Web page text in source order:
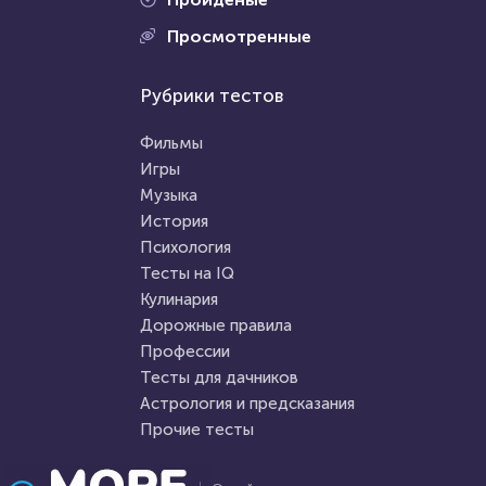
Проходили 721 раз
Пройти тест
11 февраля 2022 6623
Угадай супергероя по трем
14 мая 2021
Проходили 1226 раз
Рубрики тестов
Фильмы
Игры
Музыка
История
Психология
Тесты на IQ
Кулинария
Дорожные правила
Профессии
Тесты для дачников
Астрология и предсказания
Прочие тесты
Просмотренные